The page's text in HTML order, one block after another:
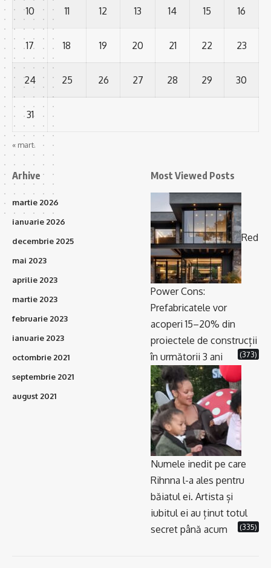
10 11 12 13 14 15 16
17 18 19 20 21 22 23
24 25 26 27 28 29 30
31
« mart.
Arhive
martie 2026
ianuarie 2026
decembrie 2025
mai 2023
aprilie 2023
martie 2023
februarie 2023
ianuarie 2023
octombrie 2021
septembrie 2021
august 2021
Most Viewed Posts
Red
Power Cons:
Prefabricatele vor
acoperi 15–20% din
proiectele de construcții
în următorii 3 ani
(373)
Numele inedit pe care
Rihnna l-a ales pentru
băiatul ei. Artista și
iubitul ei au ținut totul
secret până acum
(335)